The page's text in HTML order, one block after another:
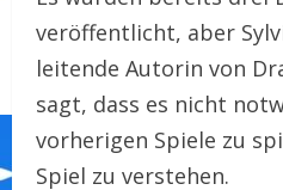
veröffentlicht, aber
leitende Autorin von
sagt, dass es nicht
vorherigen Spiele zu
Spiel zu verstehen.